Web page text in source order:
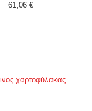
61,06 €